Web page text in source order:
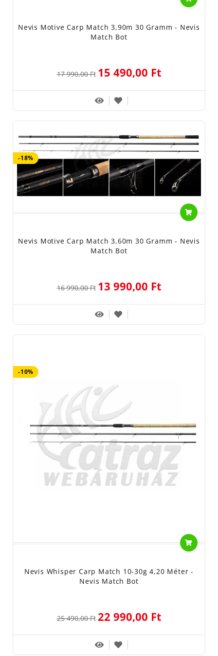
Nevis Motive Carp Match 3,90m 30 Gramm - Nevis
Match Bot
17 990,00 Ft 15 490,00 Ft
-18%
Nevis Motive Carp Match 3,60m 30 Gramm - Nevis
Match Bot
16 990,00 Ft 13 990,00 Ft
-10%
Nevis Whisper Carp Match 10-30g 4,20 Méter -
Nevis Match Bot
25 490,00 Ft 22 990,00 Ft